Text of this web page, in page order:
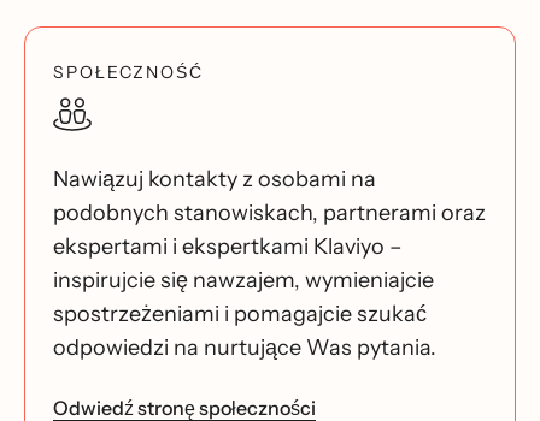
SPOŁECZNOŚĆ
Nawiązuj kontakty z osobami na
podobnych stanowiskach, partnerami oraz
ekspertami i ekspertkami Klaviyo –
inspirujcie się nawzajem, wymieniajcie
spostrzeżeniami i pomagajcie szukać
odpowiedzi na nurtujące Was pytania.
Odwiedź stronę społeczności